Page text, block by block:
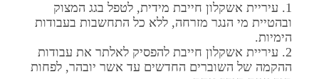
1. עיריית אשקלון חייבת מידית, לטפל בגג המצוק
ובהטיית מי הנגר מזרחה, ללא כל התחשבות בעבודות
הימיות.
2. עיריית אשקלון חייבת להפסיק לאלתר את עבודות
ההקמה של השוברים החדשים עד אשר יובהר, לפחות